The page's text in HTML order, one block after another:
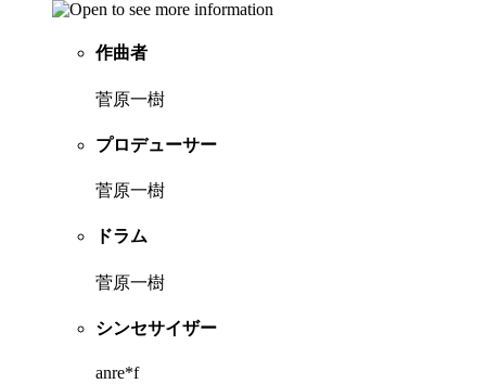
作曲者
菅原一樹
プロデューサー
菅原一樹
ドラム
菅原一樹
シンセサイザー
anre*f